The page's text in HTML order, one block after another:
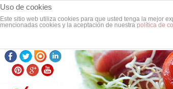
Uso de cookies
Este sitio web utiliza cookies para que usted tenga la mejor
mencionadas cookies y la aceptación de nuestra política de